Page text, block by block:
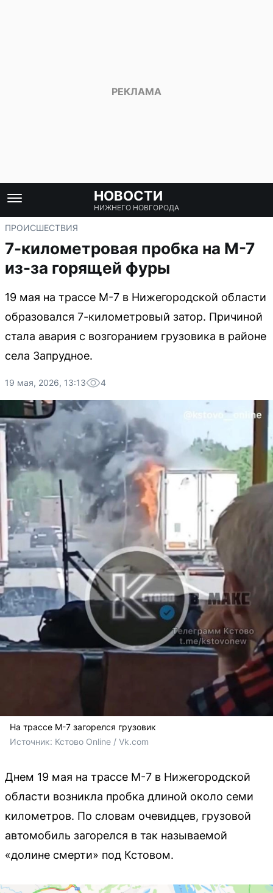
НОВОСТИ
НИЖНЕГО НОВГОРОДА
ПРОИСШЕСТВИЯ
7-километровая пробка на М-7
из-за горящей фуры
19 мая на трассе М-7 в Нижегородской области
образовался 7-километровый затор. Причиной
стала авария с возгоранием грузовика в районе
села Запрудное.
19 мая, 2026, 13:13 4
На трассе М-7 загорелся грузовик
Источник: Кстово Online / Vk.com
Днем 19 мая на трассе М-7 в Нижегородской
области возникла пробка длиной около семи
километров. По словам очевидцев, грузовой
автомобиль загорелся в так называемой
«долине смерти» под Кстовом.